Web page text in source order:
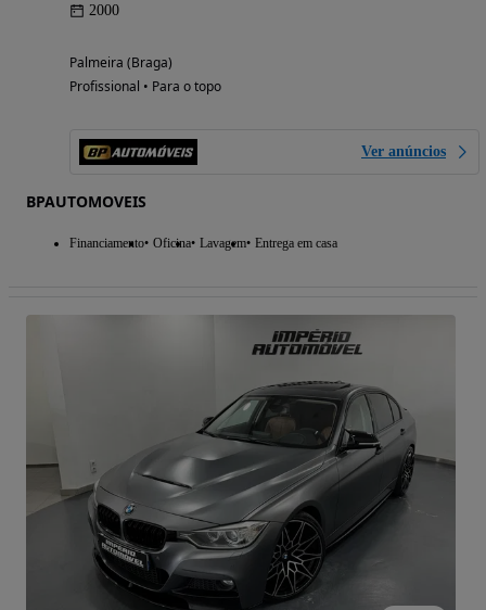
2000
Palmeira (Braga)
Profissional • Para o topo
Ver anúncios
BPAUTOMOVEIS
Financiamento Oficina Lavagem Entrega em casa